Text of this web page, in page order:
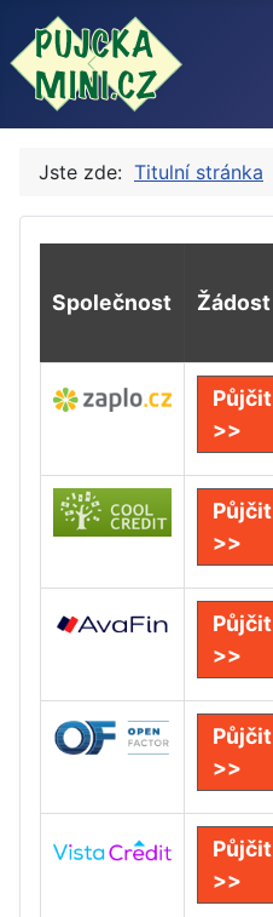
Jste zde: Titulní stránka
Společnost Žádost
Půjčit
>>
Půjčit
>>
Půjčit
>>
Půjčit
>>
Půjčit
>>